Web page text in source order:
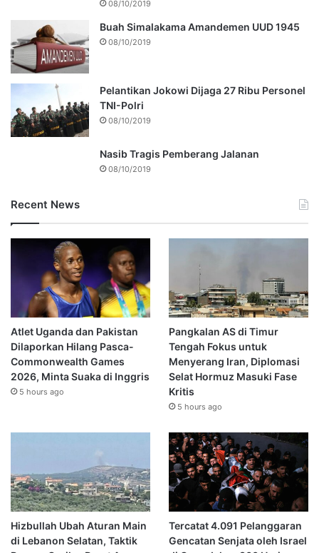
08/10/2019
Buah Simalakama Amandemen UUD 1945
08/10/2019
Pelantikan Jokowi Dijaga 27 Ribu Personel
TNI-Polri
08/10/2019
Nasib Tragis Pemberang Jalanan
08/10/2019
Recent News
Atlet Uganda dan Pakistan
Dilaporkan Hilang Pasca-
Commonwealth Games
2026, Minta Suaka di Inggris
5 hours ago
Pangkalan AS di Timur
Tengah Fokus untuk
Menyerang Iran, Diplomasi
Selat Hormuz Masuki Fase
Kritis
5 hours ago
Hizbullah Ubah Aturan Main
di Lebanon Selatan, Taktik
Tercatat 4.091 Pelanggaran
Gencatan Senjata oleh Israel